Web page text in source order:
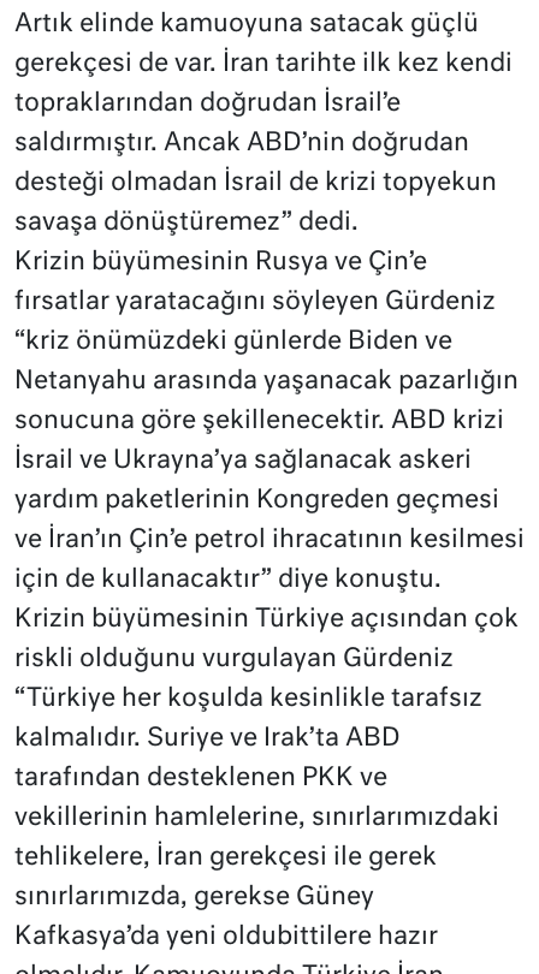
Artık elinde kamuoyuna satacak güçlü
gerekçesi de var. İran tarihte ilk kez kendi
topraklarından doğrudan İsrail’e
saldırmıştır. Ancak ABD’nin doğrudan
desteği olmadan İsrail de krizi topyekun
savaşa dönüştüremez” dedi.
Krizin büyümesinin Rusya ve Çin’e
fırsatlar yaratacağını söyleyen Gürdeniz
“kriz önümüzdeki günlerde Biden ve
Netanyahu arasında yaşanacak pazarlığın
sonucuna göre şekillenecektir. ABD krizi
İsrail ve Ukrayna’ya sağlanacak askeri
yardım paketlerinin Kongreden geçmesi
ve İran’ın Çin’e petrol ihracatının kesilmesi
için de kullanacaktır” diye konuştu.
Krizin büyümesinin Türkiye açısından çok
riskli olduğunu vurgulayan Gürdeniz
“Türkiye her koşulda kesinlikle tarafsız
kalmalıdır. Suriye ve Irak’ta ABD
tarafından desteklenen PKK ve
vekillerinin hamlelerine, sınırlarımızdaki
tehlikelere, İran gerekçesi ile gerek
sınırlarımızda, gerekse Güney
Kafkasya’da yeni oldubittilere hazır